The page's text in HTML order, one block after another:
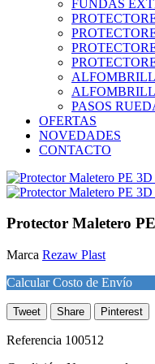
FUNDAS
PASOS
OFERTAS
NOVEDADES
CONTACTO
Protector Maletero
Marca Rezaw Plast
Calcular Costo de Envío
Tweet Share Pinterest
Referencia 100512